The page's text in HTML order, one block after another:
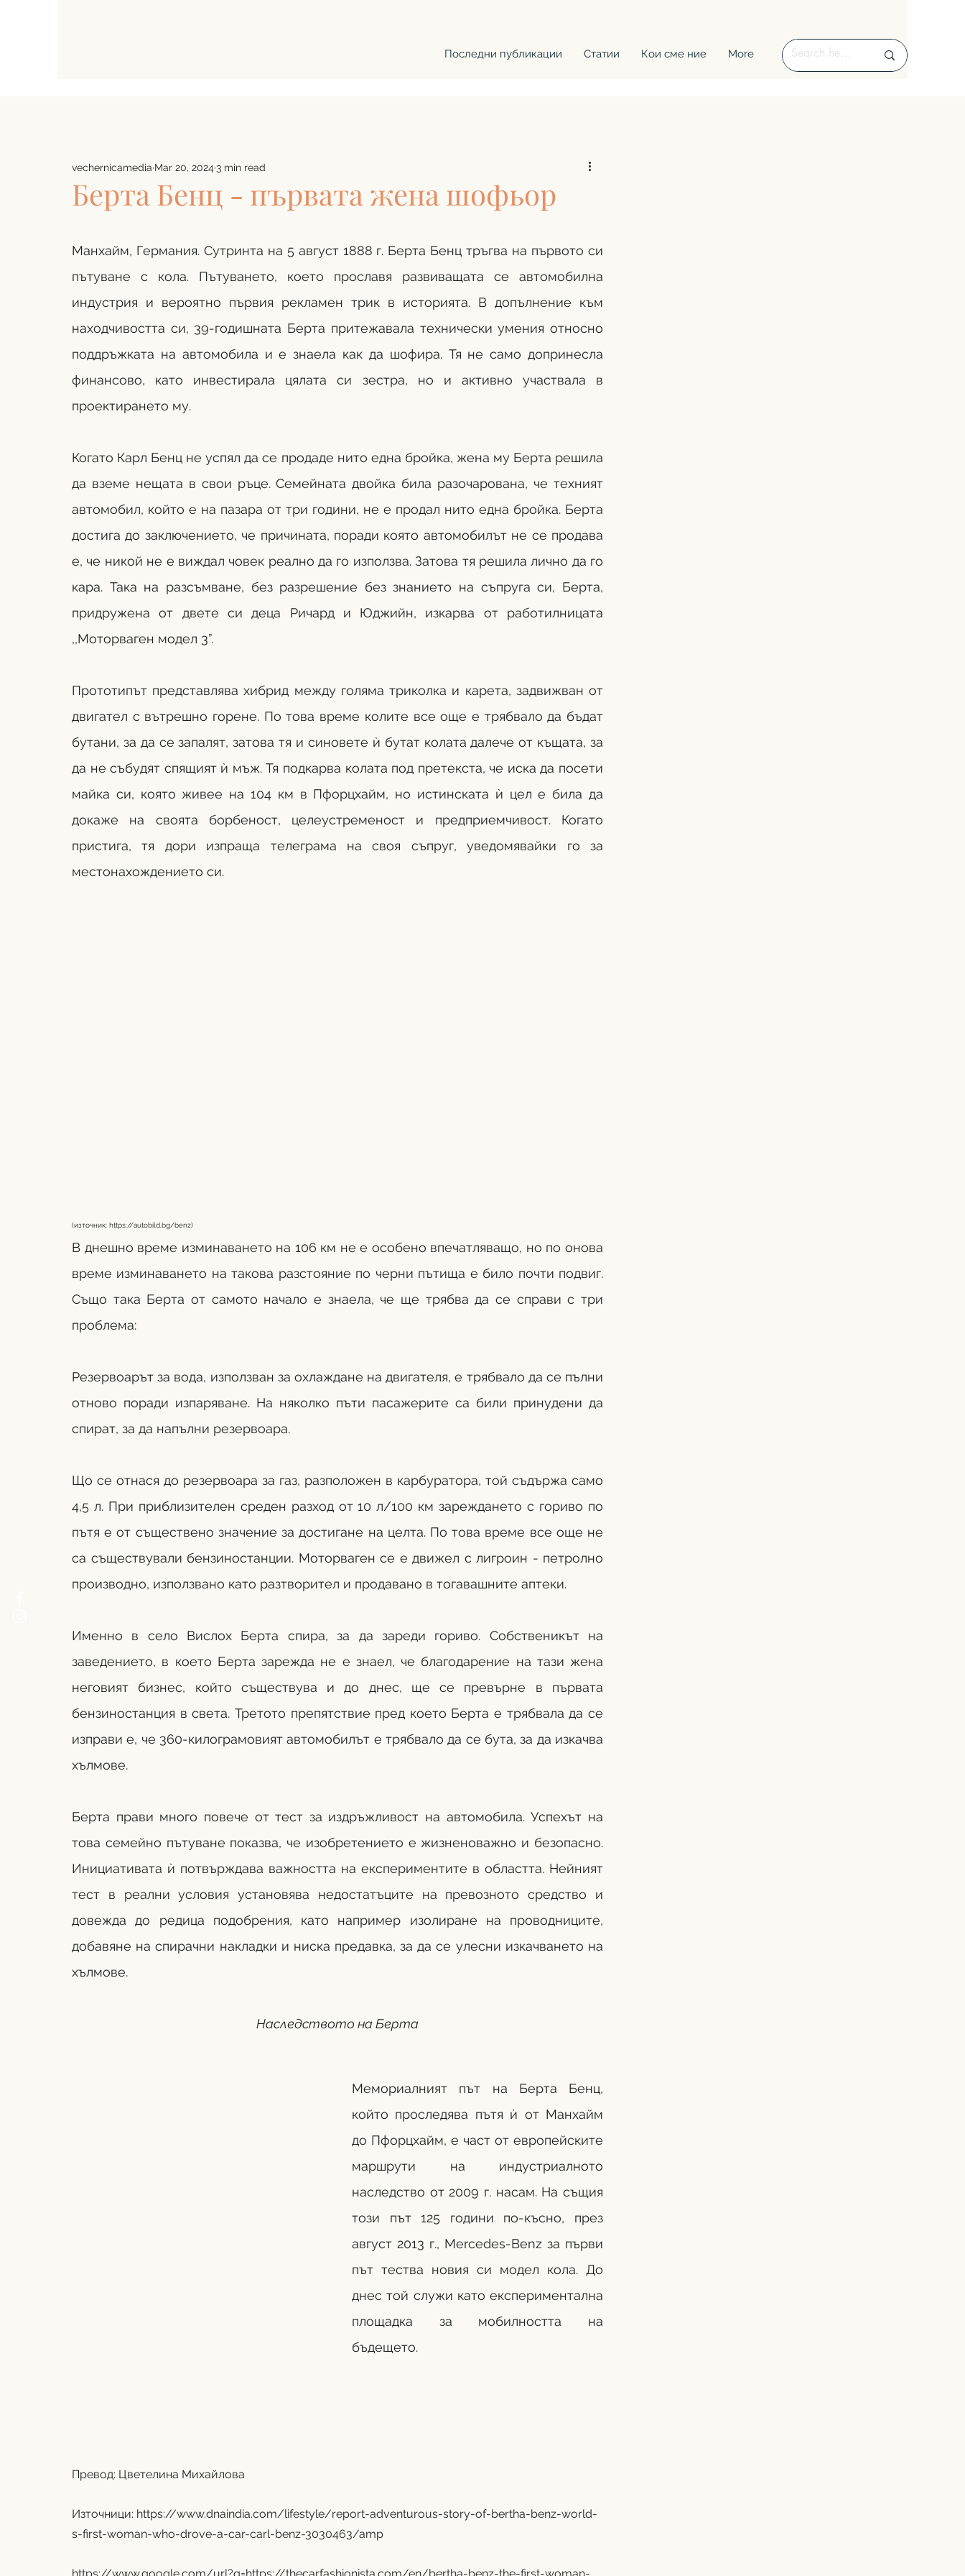
Последни публикации Статии Кои сме ние More
Берта Бенц - първата жена шофьор
vechernicamedia Mar 20, 2024 3 min read
Манхайм, Германия. Сутринта на 5 август 1888 г. Берта Бенц тръгва на първото си
пътуване с кола. Пътуването, което прославя развиващата се автомобилна
индустрия и вероятно първия рекламен трик в историята. В допълнение към
находчивостта си, 39-годишната Берта притежавала технически умения относно
поддръжката на автомобила и е знаела как да шофира. Тя не само допринесла
финансово, като инвестирала цялата си зестра, но и активно участвала в
проектирането му.
Когато Карл Бенц не успял да се продаде нито една бройка, жена му Берта решила
да вземе нещата в свои ръце. Семейната двойка била разочарована, че техният
автомобил, който е на пазара от три години, не е продал нито една бройка. Берта
достига до заключението, че причината, поради която автомобилът не се продава
е, че никой не е виждал човек реално да го използва. Затова тя решила лично да го
кара. Така на разсъмване, без разрешение без знанието на съпруга си, Берта,
придружена от двете си деца Ричард и Юджийн, изкарва от работилницата
,,Моторваген модел 3”.
Прототипът представлява хибрид между голяма триколка и карета, задвижван от
двигател с вътрешно горене. По това време колите все още е трябвало да бъдат
бутани, за да се запалят, затова тя и синовете ѝ бутат колата далече от къщата, за
да не събудят спящият ѝ мъж. Тя подкарва колата под претекста, че иска да посети
майка си, която живее на 104 км в Пфорцхайм, но истинската ѝ цел е била да
докаже на своята борбеност, целеустременост и предприемчивост. Когато
пристига, тя дори изпраща телеграма на своя съпруг, уведомявайки го за
местонахождението си.
(източник: https://autobild.bg/benz)
В днешно време изминаването на 106 км не е особено впечатляващо, но по онова
време изминаването на такова разстояние по черни пътища е било почти подвиг.
Също така Берта от самото начало е знаела, че ще трябва да се справи с три
проблема:
Резервоарът за вода, използван за охлаждане на двигателя, е трябвало да се пълни
отново поради изпаряване. На няколко пъти пасажерите са били принудени да
спират, за да напълни резервоара.
Що се отнася до резервоара за газ, разположен в карбуратора, той съдържа само
4,5 л. При приблизителен среден разход от 10 л/100 км зареждането с гориво по
пътя е от съществено значение за достигане на целта. По това време все още не
са съществували бензиностанции. Моторваген се е движел с лигроин - петролно
производно, използвано като разтворител и продавано в тогавашните аптеки.
Именно в село Вислох Берта спира, за да зареди гориво. Собственикът на
заведението, в което Берта зарежда не е знаел, че благодарение на тази жена
неговият бизнес, който съществува и до днес, ще се превърне в първата
бензиностанция в света. Третото препятствие пред което Берта е трябвала да се
изправи е, че 360-килограмовият автомобилът е трябвало да се бута, за да изкачва
хълмове.
Берта прави много повече от тест за издръжливост на автомобила. Успехът на
това семейно пътуване показва, че изобретението е жизненоважно и безопасно.
Инициативата ѝ потвърждава важността на експериментите в областта. Нейният
тест в реални условия установява недостатъците на превозното средство и
довежда до редица подобрения, като например изолиране на проводниците,
добавяне на спирачни накладки и ниска предавка, за да се улесни изкачването на
хълмове.
Наследството на Берта
Мемориалният път на Берта Бенц,
който проследява пътя ѝ от Манхайм
до Пфорцхайм, е част от европейските
маршрути на индустриалното
наследство от 2009 г. насам. На същия
този път 125 години по-късно, през
август 2013 г., Mercedes-Benz за първи
път тества новия си модел кола. До
днес той служи като експериментална
площадка за мобилността на
бъдещето.
Превод: Цветелина Михайлова
Източници: https://www.dnaindia.com/lifestyle/report-adventurous-story-of-bertha-benz-world-
s-first-woman-who-drove-a-car-carl-benz-3030463/amp